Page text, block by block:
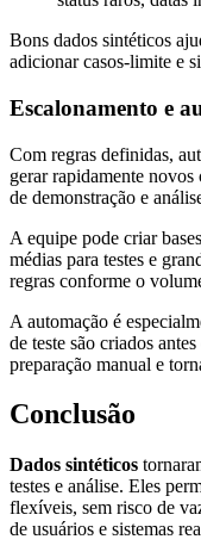
Bons dados sintéticos
adicionar casos-limite e
Escalonamento e
Com regras definidas,
gerar rapidamente novos
de demonstração e
A equipe pode criar
médias para testes e
regras conforme o
A automação é
de teste são criados
preparação manual e
Conclusão
Dados sintéticos
testes e análise. Eles
flexíveis, sem risco de
de usuários e sistemas